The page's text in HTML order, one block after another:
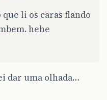
que li os caras flando
hehe
dar uma olhada…